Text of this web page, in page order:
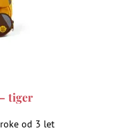
tiger
od 3 let